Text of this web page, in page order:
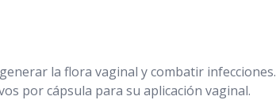
la flora vaginal y combatir infecciones.
por cápsula para su aplicación vaginal.